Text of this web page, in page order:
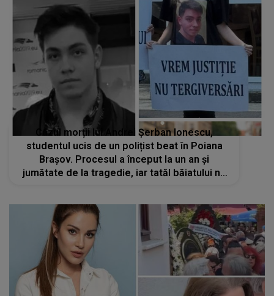
Cazul morții lui Andrei Șerban Ionescu,
studentul ucis de un polițist beat în Poiana
Brașov. Procesul a început la un an și
jumătate de la tragedie, iar tatăl băiatului nu